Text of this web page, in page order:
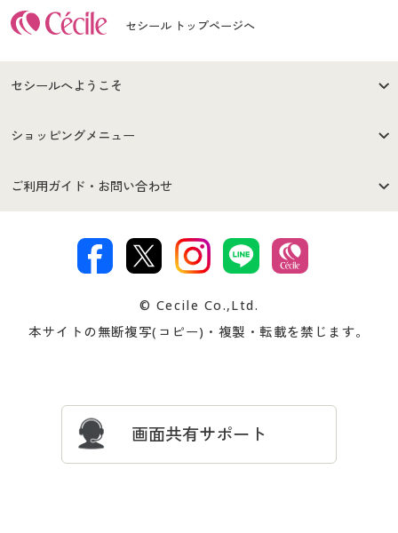
セシール トップページへ
セシールへようこそ
はじめての方へ
セシールご利用規約
著作権・商標について 会社案内
ショッピングメニュー
商品カテゴリ
プレゼント＆キャンペーン サイトマップ
ご利用ガイド・お問い合わせ
交換・返品は お支払は
ついて
忘れの場合
© Cecile Co.,Ltd.
本サイトの無断複写(コピー)・複製・転載を禁じます。
画面共有サポート